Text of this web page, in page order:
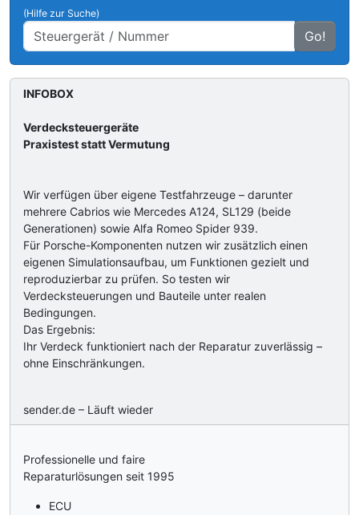
(Hilfe zur Suche)
Go!
INFOBOX
Verdecksteuergeräte
Praxistest statt Vermutung
Wir verfügen über eigene Testfahrzeuge – darunter
mehrere Cabrios wie Mercedes A124, SL129 (beide
Generationen) sowie Alfa Romeo Spider 939.
Für Porsche-Komponenten nutzen wir zusätzlich einen
eigenen Simulationsaufbau, um Funktionen gezielt und
reproduzierbar zu prüfen. So testen wir
Verdecksteuerungen und Bauteile unter realen
Bedingungen.
Das Ergebnis:
Ihr Verdeck funktioniert nach der Reparatur zuverlässig –
ohne Einschränkungen.
sender.de – Läuft wieder
Professionelle und faire
Reparaturlösungen seit 1995
ECU